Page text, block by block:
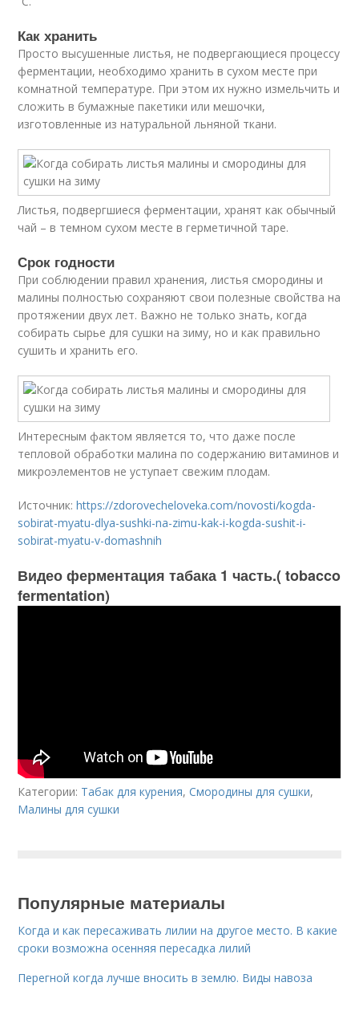
Как хранить
Просто высушенные листья, не подвергающиеся процессу
ферментации, необходимо хранить в сухом месте при
комнатной температуре. При этом их нужно измельчить и
сложить в бумажные пакетики или мешочки,
изготовленные из натуральной льняной ткани.
Листья, подвергшиеся ферментации, хранят как обычный
чай – в темном сухом месте в герметичной таре.
Срок годности
При соблюдении правил хранения, листья смородины и
малины полностью сохраняют свои полезные свойства на
протяжении двух лет. Важно не только знать, когда
собирать сырье для сушки на зиму, но и как правильно
сушить и хранить его.
Интересным фактом является то, что даже после
тепловой обработки малина по содержанию витаминов и
микроэлементов не уступает свежим плодам.
Источник:https://zdorovecheloveka.com/novosti/kogda-
sobirat-myatu-dlya-sushki-na-zimu-kak-i-kogda-sushit-i-
sobirat-myatu-v-domashnih
Видео ферментация табака 1 часть.( tobacco
fermentation)
Категории: Табак для курения,Смородины для сушки,
Малины для сушки
Популярные материалы
Когда и как пересаживать лилии на другое место. В какие
сроки возможна осенняя пересадка лилий
Перегной когда лучше вносить в землю. Виды навоза